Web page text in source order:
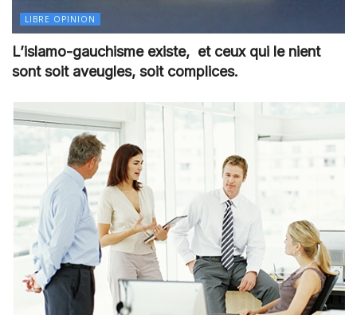
LIBRE OPINION
L’islamo-gauchisme existe, et ceux qui le nient
sont soit aveugles, soit complices.